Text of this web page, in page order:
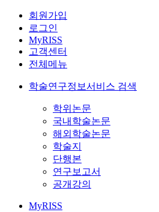
회원가입
로그인
MyRISS
고객센터
전체메뉴
학술연구정보서비스 검색
학위논문
국내학술논문
해외학술논문
학술지
단행본
연구보고서
공개강의
MyRISS